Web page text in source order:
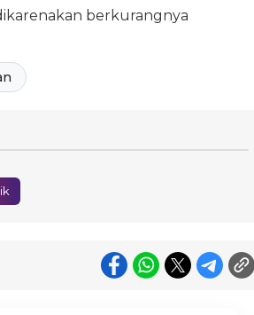
berkurangnya